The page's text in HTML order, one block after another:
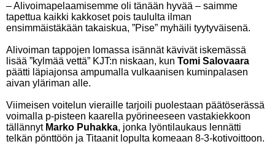
– Alivoimapelaamisemme oli tänään hyvää – saimme
tapettua kaikki kakkoset pois taululta ilman
ensimmäistäkään takaiskua, ”Pise” myhäili tyytyväisenä.
Alivoiman tappojen lomassa isännät kävivät iskemässä
lisää ”kylmää vettä” KJT:n niskaan, kun Tomi Salovaara
päätti läpiajonsa ampumalla vulkaanisen kuminpalasen
aivan yläriman alle.
Viimeisen voitelun vieraille tarjoili puolestaan päätöserässä
voimalla p-pisteen kaarella pyörineeseen vastakiekkoon
tällännyt Marko Puhakka, jonka lyöntilaukaus lennätti
telkän pönttöön ja Titaanit lopulta komeaan 8-3-kotivoittoon.